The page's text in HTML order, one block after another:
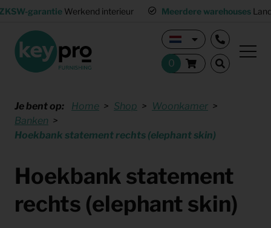
garantie Werkend interieur Meerdere warehouses
Je bent op: Home Shop
Woonkamer
Banken
Hoekbank statement rechts (elephant skin)
Hoekbank statement
rechts (elephant skin)